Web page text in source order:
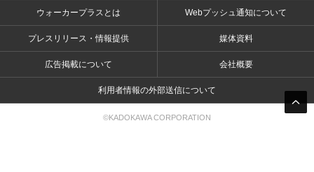
ウォーカープラスとは Webプッシュ通知について
プレスリリース・情報提供 媒体資料
広告掲載について 会社概要
利用者情報の外部送信について
©KADOKAWA CORPORATION